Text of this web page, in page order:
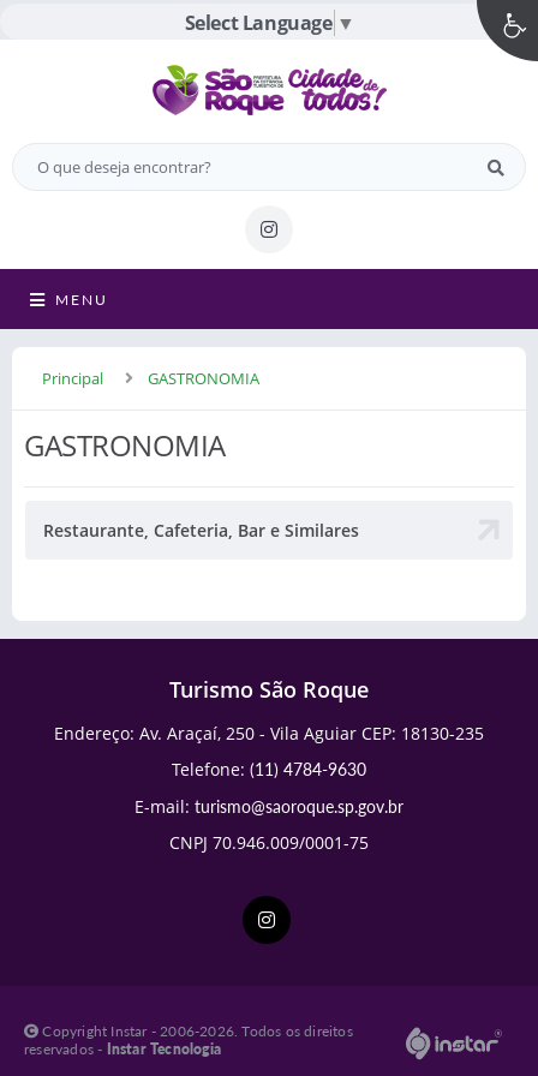
Select Language ▼
MENU
Principal GASTRONOMIA
GASTRONOMIA
Restaurante, Cafeteria, Bar e Similares
Turismo São Roque
Endereço: Av. Araçaí, 250 - Vila Aguiar CEP: 18130-235
Telefone: (11) 4784-9630
E-mail: turismo@saoroque.sp.gov.br
CNPJ 70.946.009/0001-75
Copyright Instar - 2006-2026. Todos os direitos
reservados - Instar Tecnologia